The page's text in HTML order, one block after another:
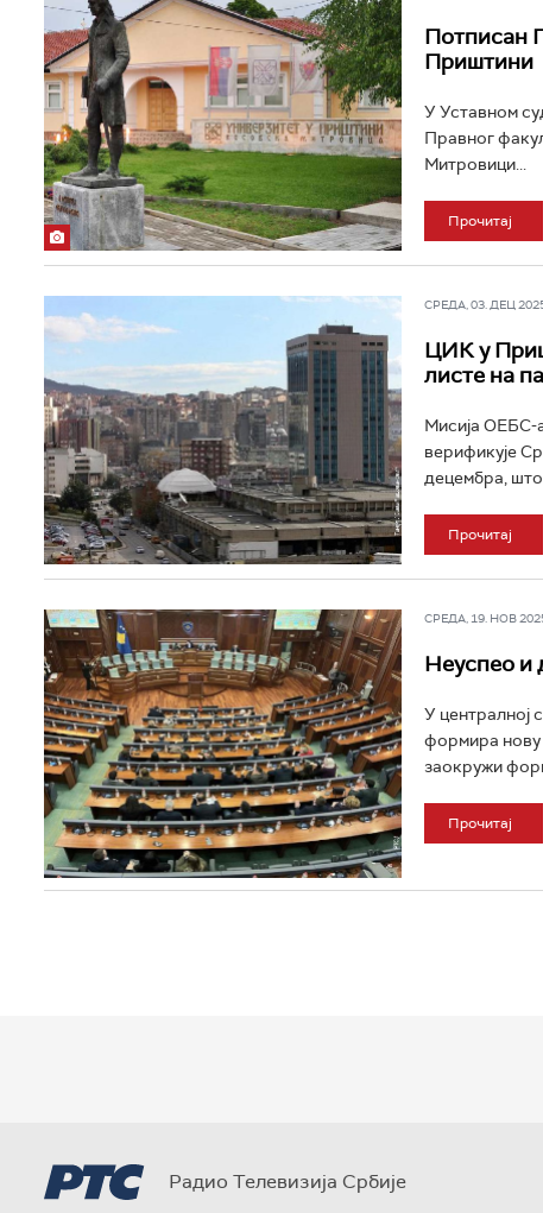
Потписан
Приштини
У Уставном
Правног
Митровици...
Прочитај
СРЕДА, 03. ДЕЦ
ЦИК у
листе на
Мисија ОЕБС-
верификује
децембра, што
Прочитај
СРЕДА, 19. НОВ
Неуспео и
У централној
формира нову
заокружи
Прочитај
Радио Телевизија Србије